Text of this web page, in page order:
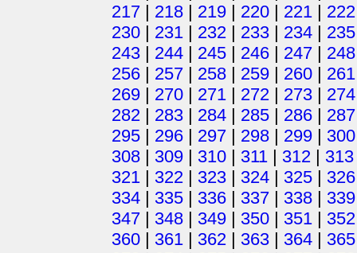
217 | 218 | 219 | 220 | 221 | 222
230 | 231 | 232 | 233 | 234 | 235
243 | 244 | 245 | 246 | 247 | 248
256 | 257 | 258 | 259 | 260 | 261
269 | 270 | 271 | 272 | 273 | 274
282 | 283 | 284 | 285 | 286 | 287
295 | 296 | 297 | 298 | 299 | 300
308 | 309 | 310 | 311 | 312 | 313
321 | 322 | 323 | 324 | 325 | 326
334 | 335 | 336 | 337 | 338 | 339
347 | 348 | 349 | 350 | 351 | 352
360 | 361 | 362 | 363 | 364 | 365